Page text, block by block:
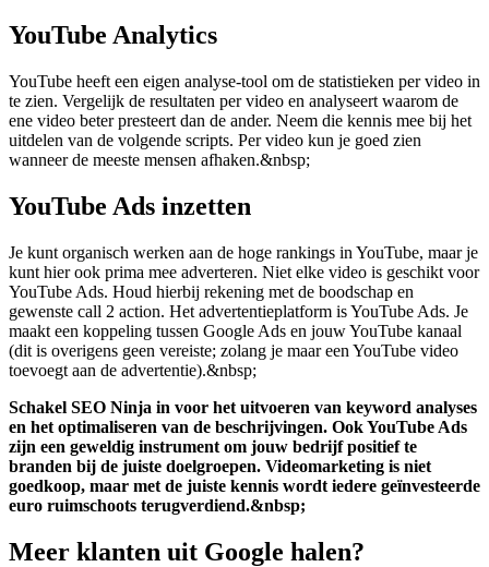
YouTube Analytics
YouTube heeft een eigen analyse-tool om de statistieken per video in
te zien. Vergelijk de resultaten per video en analyseert waarom de
ene video beter presteert dan de ander. Neem die kennis mee bij het
uitdelen van de volgende scripts. Per video kun je goed zien
wanneer de meeste mensen afhaken.&nbsp;
YouTube Ads inzetten
Je kunt organisch werken aan de hoge rankings in YouTube, maar je
kunt hier ook prima mee adverteren. Niet elke video is geschikt voor
YouTube Ads. Houd hierbij rekening met de boodschap en
gewenste call 2 action. Het advertentieplatform is YouTube Ads. Je
maakt een koppeling tussen Google Ads en jouw YouTube kanaal
(dit is overigens geen vereiste; zolang je maar een YouTube video
toevoegt aan de advertentie).&nbsp;
Schakel SEO Ninja in voor het uitvoeren van keyword analyses
en het optimaliseren van de beschrijvingen. Ook YouTube Ads
zijn een geweldig instrument om jouw bedrijf positief te
branden bij de juiste doelgroepen. Videomarketing is niet
goedkoop, maar met de juiste kennis wordt iedere geïnvesteerde
euro ruimschoots terugverdiend.&nbsp;
Meer klanten uit Google halen?